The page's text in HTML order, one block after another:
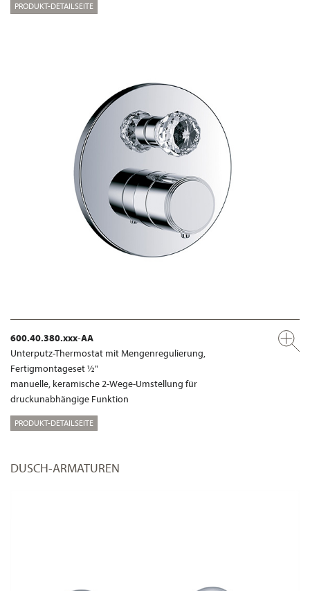
PRODUKT-DETAILSEITE
600.40.380.xxx-AA
Unterputz-Thermostat mit Mengenregulierung,
Fertigmontageset ½"
manuelle, keramische 2-Wege-Umstellung für
druckunabhängige Funktion
PRODUKT-DETAILSEITE
DUSCH-ARMATUREN